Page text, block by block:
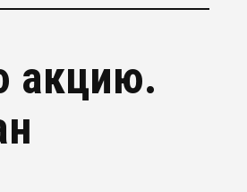
акцию.